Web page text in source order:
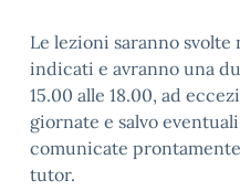
Le lezioni saranno
indicati e avranno una
15.00 alle 18.00, ad
giornate e salvo
comunicate
tutor.